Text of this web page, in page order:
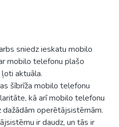
sniedz ieskatu mobilo
mobilo telefonu plašo
aktuāla.
šībrīža mobilo telefonu
kā arī mobilo telefonu
operētājsistēmām.
ir daudz, un tās ir